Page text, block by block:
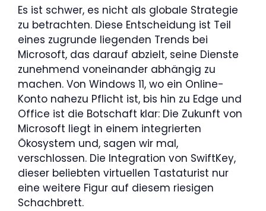
Es ist schwer, es nicht als globale Strategie
zu betrachten. Diese Entscheidung ist Teil
eines zugrunde liegenden Trends bei
Microsoft, das darauf abzielt, seine Dienste
zunehmend voneinander abhängig zu
machen. Von Windows 11, wo ein Online-
Konto nahezu Pflicht ist, bis hin zu Edge und
Office ist die Botschaft klar: Die Zukunft von
Microsoft liegt in einem integrierten
Ökosystem und, sagen wir mal,
verschlossen. Die Integration von SwiftKey,
dieser beliebten virtuellen Tastaturist nur
eine weitere Figur auf diesem riesigen
Schachbrett.